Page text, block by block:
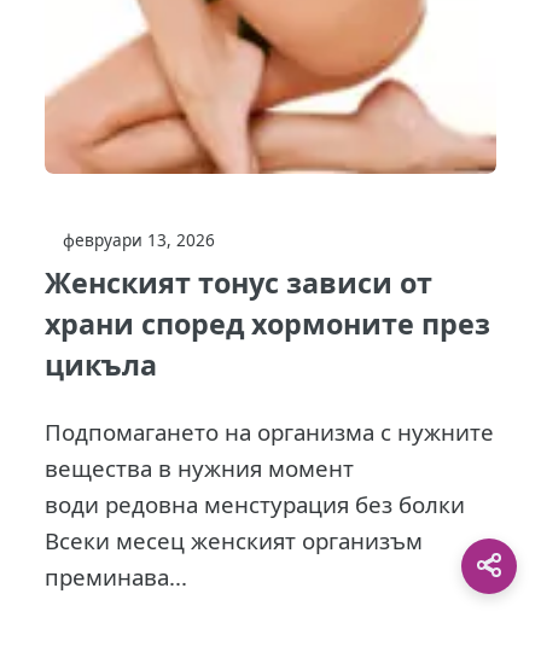
февруари 13, 2026
Женският тонус зависи от
храни според хормоните през
цикъла
Подпомагането на организма с нужните
вещества в нужния момент
води редовна менстурация без болки
Всеки месец женският организъм
преминава...